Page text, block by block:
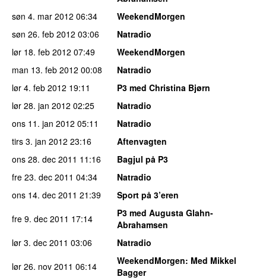
søn 4. mar 2012 06:34
WeekendMorgen
søn 26. feb 2012 03:06
Natradio
lør 18. feb 2012 07:49
WeekendMorgen
man 13. feb 2012 00:08
Natradio
lør 4. feb 2012 19:11
P3 med Christina Bjørn
lør 28. jan 2012 02:25
Natradio
ons 11. jan 2012 05:11
Natradio
tirs 3. jan 2012 23:16
Aftenvagten
ons 28. dec 2011 11:16
Bagjul på P3
fre 23. dec 2011 04:34
Natradio
ons 14. dec 2011 21:39
Sport på 3’eren
fre 9. dec 2011 17:14
P3 med Augusta Glahn-
Abrahamsen
lør 3. dec 2011 03:06
Natradio
lør 26. nov 2011 06:14 WeekendMorgen: Med Mikkel
Bagger